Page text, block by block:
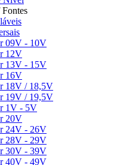
Fontes
09V - 10V
12V
13V - 15V
16V
18V / 18,5V
19V / 19,5V
1V - 5V
20V
24V - 26V
28V - 29V
30V - 39V
40V - 49V